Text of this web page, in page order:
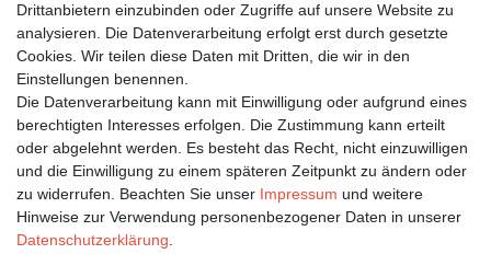
E-MAIL **
Newsletter
Honig
Hiermit bestätige ich, dass ich die
Einwilligung kann ich jederzeit widerrufen.**
Abonnieren
** Hierbei handelt es sich um ein Pflichtfeld.
Drittanbietern einzubinden oder Zugriffe auf unsere Website zu
analysieren. Die Datenverarbeitung erfolgt erst durch gesetzte
Cookies. Wir teilen diese Daten mit Dritten, die wir in den
Einstellungen benennen.
Die Datenverarbeitung kann mit Einwilligung oder aufgrund eines
berechtigten Interesses erfolgen. Die Zustimmung kann erteilt
oder abgelehnt werden. Es besteht das Recht, nicht einzuwilligen
und die Einwilligung zu einem späteren Zeitpunkt zu ändern oder
zu widerrufen. Beachten Sie unser Impressum und weitere
Hinweise zur Verwendung personenbezogener Daten in unserer
Daten­schutz­erklärung